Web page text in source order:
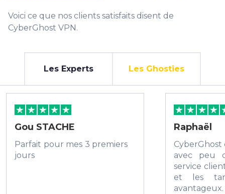
Voici ce que nos clients satisfaits disent de
CyberGhost VPN.
Les Experts Les Ghosties
Gou STACHE
Parfait pour mes 3 premiers
jours
Raphaël
avec peu
service
et les